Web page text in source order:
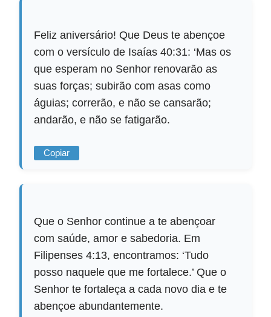
Feliz aniversário! Que Deus te abençoe
com o versículo de Isaías 40:31: ‘Mas os
que esperam no Senhor renovarão as
suas forças; subirão com asas como
águias; correrão, e não se cansarão;
andarão, e não se fatigarão.
Copiar
Que o Senhor continue a te abençoar
com saúde, amor e sabedoria. Em
Filipenses 4:13, encontramos: ‘Tudo
posso naquele que me fortalece.’ Que o
Senhor te fortaleça a cada novo dia e te
abençoe abundantemente.